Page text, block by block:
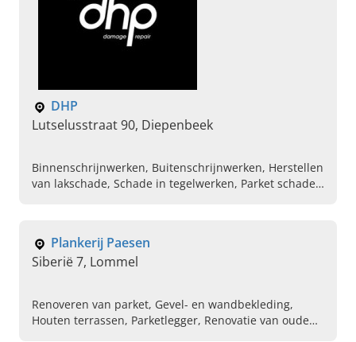
DHP
Lutselusstraat 90, Diepenbeek
Binnenschrijnwerken, Buitenschrijnwerken, Herstellen
van lakschade, Schade in tegelwerken, Parket schade
Plankerij Paesen
Siberië 7, Lommel
Renoveren van parket, Gevel- en wandbekleding,
Houten terrassen, Parketlegger, Renovatie van oude